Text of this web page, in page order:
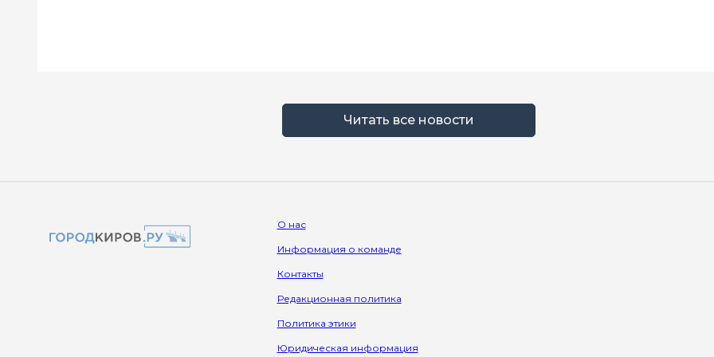
Читать все новости
О нас
Информация о команде
Контакты
Редакционная политика
Политика этики
Юридическая информация